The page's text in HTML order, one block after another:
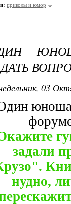
приколы и юмор
03
юноша
задали
нудно,